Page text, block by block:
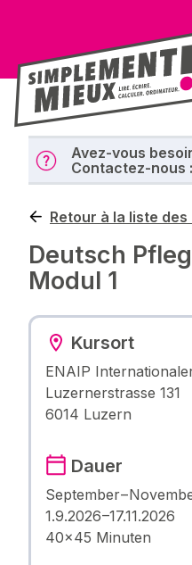
Avez-vous
Contactez-nous :
Retour à la liste
Deutsch
Modul 1
Kursort
ENAIP
Luzernerstrasse 131
6014 Luzern
Dauer
September –
1.9.2026 –17.11.2026
40×45 Minuten